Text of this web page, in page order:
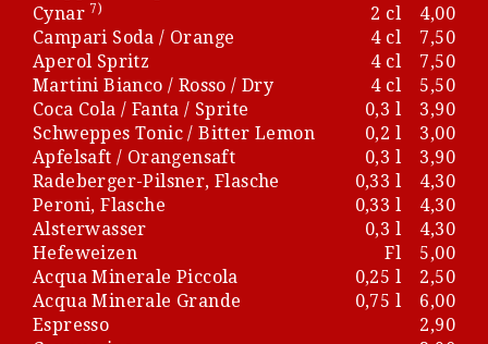
Cynar 7) 2 cl
4,00
Campari Soda / Orange
4 cl
7,50
Aperol Spritz
4 cl
7,50
Martini Bianco / Rosso / Dry
4 cl
5,50
Coca Cola / Fanta / Sprite
0,3 l
3,90
Schweppes Tonic / Bitter Lemon
0,2 l
3,00
Apfelsaft / Orangensaft
0,3 l
3,90
Radeberger-Pilsner, Flasche
0,33 l
4,30
Peroni, Flasche
0,33 l
4,30
Alsterwasser
0,3 l
4,30
Hefeweizen
Fl
5,00
Acqua Minerale Piccola
0,25 l
2,50
Acqua Minerale Grande
0,75 l
6,00
Espresso
2,90